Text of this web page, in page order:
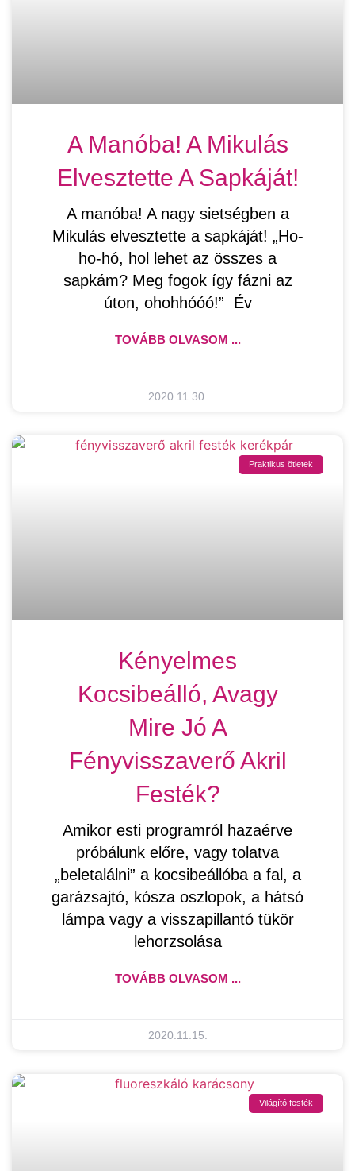
A Manóba! A Mikulás
Elvesztette A Sapkáját!
A manóba! A nagy sietségben a
Mikulás elvesztette a sapkáját! „Ho-
ho-hó, hol lehet az összes a
sapkám? Meg fogok így fázni az
úton, ohohhóóó!” Év
TOVÁBB OLVASOM ...
2020.11.30.
Praktikus ötletek
Kényelmes
Kocsibeálló, Avagy
Mire Jó A
Fényvisszaverő Akril
Festék?
Amikor esti programról hazaérve
próbálunk előre, vagy tolatva
„beletalálni” a kocsibeállóba a fal, a
garázsajtó, kósza oszlopok, a hátsó
lámpa vagy a visszapillantó tükör
lehorzsolása
TOVÁBB OLVASOM ...
2020.11.15.
Világító festék